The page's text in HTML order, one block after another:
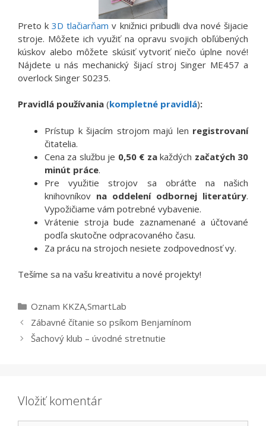
Preto k3D tlačiarňam v knižnici pribudli dva nové šijacie
stroje. Môžete ich využiť na opravu svojich obľúbených
kúskov alebo môžete skúsiť vytvoriť niečo úplne nové!
Nájdete u nás mechanický šijací stroj Singer ME457 a
overlock Singer S0235.
Pravidlá používania (kompletné pravidlá):
Prístup k šijacím strojom majú len registrovaní
čitatelia.
Cena za službu je 0,50 € zakaždých začatých 30
minút práce.
Pre využitie strojov sa obráťte na našich
knihovníkov na oddelení odbornej literatúry.
Vypožičiame vám potrebné vybavenie.
Vrátenie stroja bude zaznamenané a účtované
podľa skutočne odpracovaného času.
Za prácu na strojoch nesiete zodpovednosť vy.
Tešíme sa na vašu kreativitu a nové projekty!
Kategórie
Oznam KKZA,SmartLab
Zábavné čítanie so psíkom Benjamínom
Šachový klub – úvodné stretnutie
Vložiť komentár